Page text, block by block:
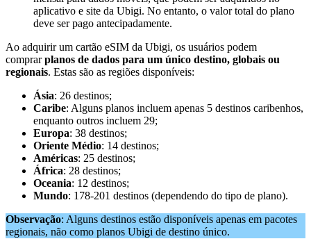
aplicativo e site da Ubigi. No entanto, o valor total do plano
deve ser pago antecipadamente.
Ao adquirir um cartão eSIM da Ubigi, os usuários podem
comprarplanos de dados para um único destino, globais ou
regionais. Estas são as regiões disponíveis:
Ásia: 26 destinos;
Caribe: Alguns planos incluem apenas 5 destinos caribenhos,
enquanto outros incluem 29;
Europa: 38 destinos;
Oriente Médio: 14 destinos;
Américas: 25 destinos;
África: 28 destinos;
Oceania: 12 destinos;
Mundo: 178-201 destinos (dependendo do tipo de plano).
Observação: Alguns destinos estão disponíveis apenas em pacotes
regionais, não como planos Ubigi de destino único.